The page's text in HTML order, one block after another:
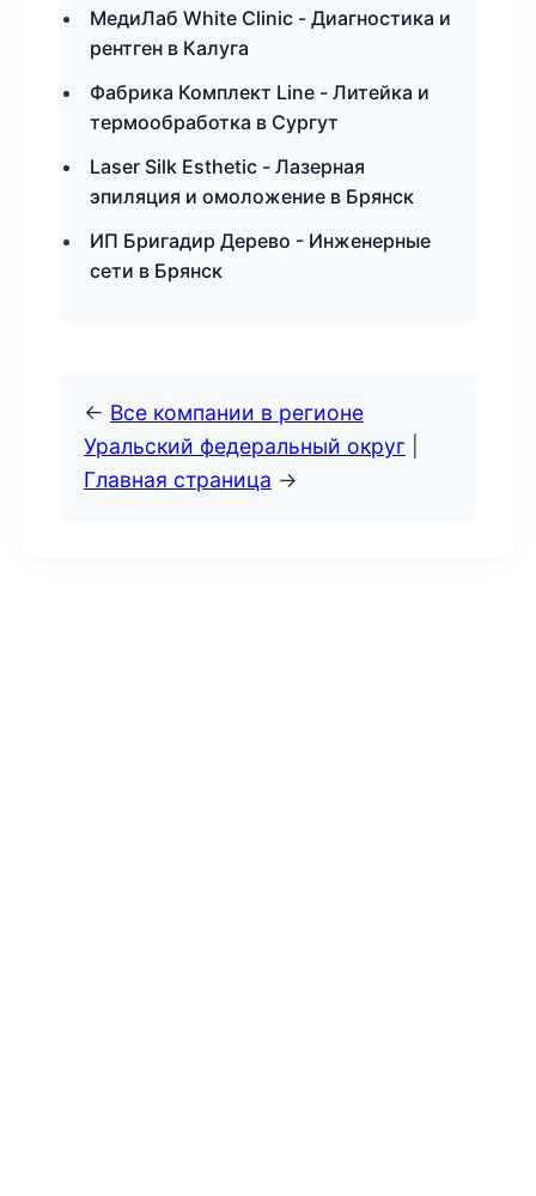
МедиЛаб White Clinic - Диагностика и
рентген в Калуга
Фабрика Комплект Line - Литейка и
термообработка в Сургут
Laser Silk Esthetic - Лазерная
эпиляция и омоложение в Брянск
ИП Бригадир Дерево - Инженерные
сети в Брянск
← Все компании в регионе
Уральский федеральный округ
Главная страница →